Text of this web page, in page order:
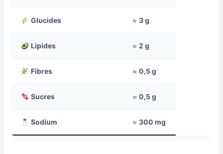
Glucides ≈3 g
Lipides ≈2 g
Fibres ≈0,5 g
Sucres ≈0,5 g
Sodium ≈300 mg